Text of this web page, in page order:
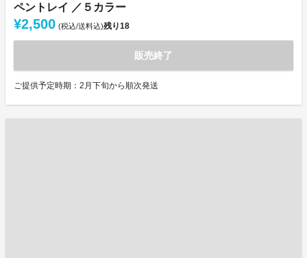
ペントレイ ／５カラー
¥2,500 (税込/送料込)残り18
販売終了
ご提供予定時期：2月下旬から順次発送